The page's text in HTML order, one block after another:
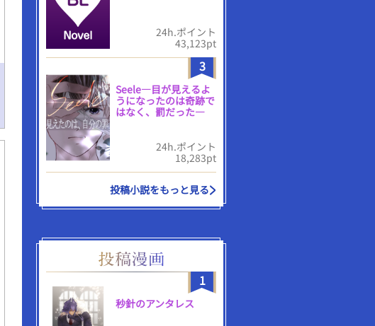
24h.ポイント
43,123pt
3
Seele―目が見えるよ
うになったのは奇跡で
はなく、罰だった―
24h.ポイント
18,283pt
投稿小説をもっと見る
1
秒針のアンタレス